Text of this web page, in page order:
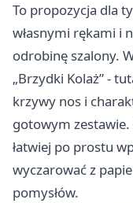
To propozycja dla
własnymi rękami i
odrobinę szalony.
„Brzydki Kolaż” -
krzywy nos i
gotowym
łatwiej po prostu
wyczarować z
pomysłów.